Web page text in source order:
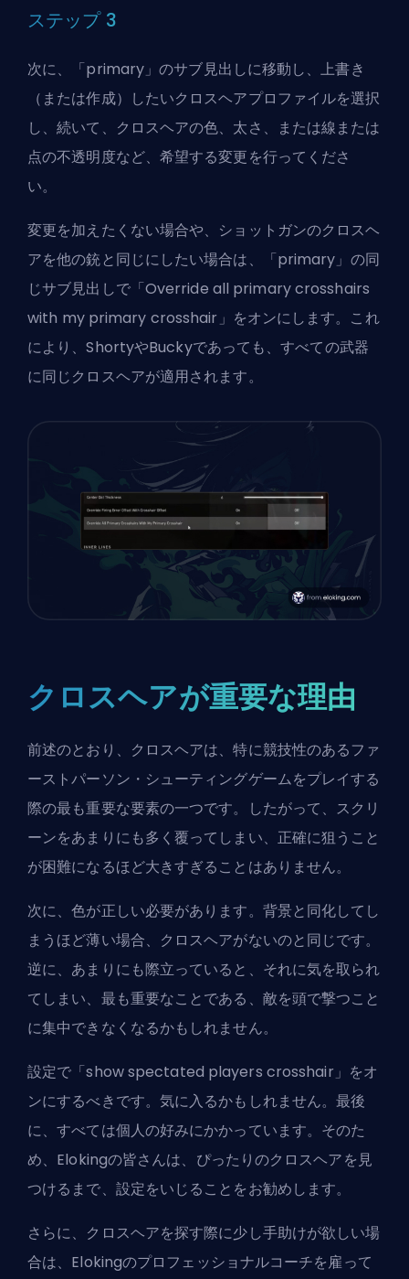
ステップ 3
次に、「primary」のサブ見出しに移動し、上書き
（または作成）したいクロスヘアプロファイルを選択
し、続いて、クロスヘアの色、太さ、または線または
点の不透明度など、希望する変更を行ってくださ
い。
変更を加えたくない場合や、ショットガンのクロスヘ
アを他の銃と同じにしたい場合は、「primary」の同
じサブ見出しで「Override all primary crosshairs
with my primary crosshair」をオンにします。これ
により、ShortyやBuckyであっても、すべての武器
に同じクロスヘアが適用されます。
クロスヘアが重要な理由
前述のとおり、クロスヘアは、特に競技性のあるファ
ーストパーソン・シューティングゲームをプレイする
際の最も重要な要素の一つです。したがって、スクリ
ーンをあまりにも多く覆ってしまい、正確に狙うこと
が困難になるほど大きすぎることはありません。
次に、色が正しい必要があります。背景と同化してし
まうほど薄い場合、クロスヘアがないのと同じです。
逆に、あまりにも際立っていると、それに気を取られ
てしまい、最も重要なことである、敵を頭で撃つこと
に集中できなくなるかもしれません。
設定で「show spectated players crosshair」をオ
ンにするべきです。気に入るかもしれません。最後
に、すべては個人の好みにかかっています。そのた
め、Elokingの皆さんは、ぴったりのクロスヘアを見
つけるまで、設定をいじることをお勧めします。
さらに、クロスヘアを探す際に少し手助けが欲しい場
合は、Elokingのプロフェッショナルコーチを雇って